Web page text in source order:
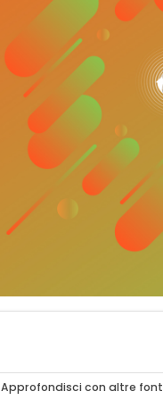
Approfondisci con altre